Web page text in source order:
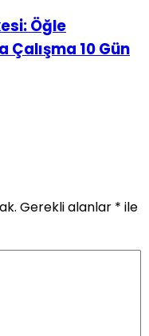
Öğle
Çalışma 10 Gün
Gerekli alanlar * ile